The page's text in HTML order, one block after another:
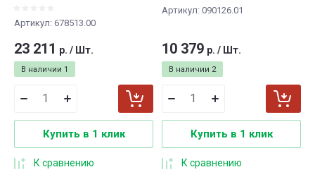
Артикул: 678513.00
В наличии 1
23 211 р. / Шт.
Купить в 1 клик
К сравнению
Артикул: 090126.01
В наличии 2
10 379 р. / Шт.
Купить в 1 клик
К сравнению